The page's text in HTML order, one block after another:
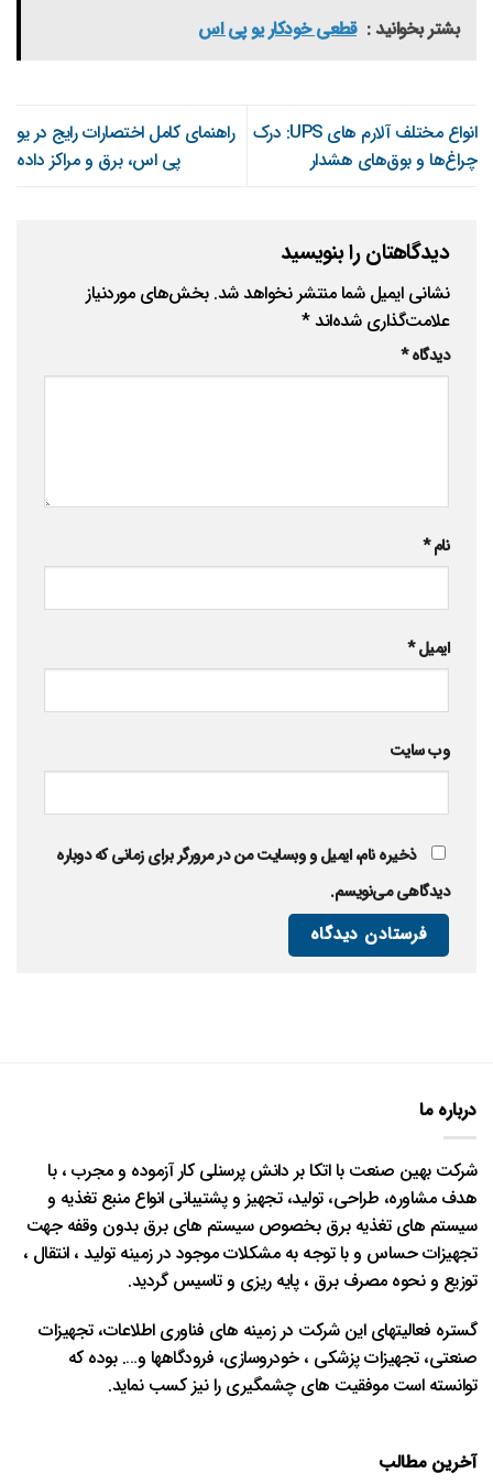
بشتر بخوانید : قطعی خودکار یو پی اس
انواع مختلف آلارم‌ های UPS: درک
چراغ‌ها و بوق‌های هشدار
راهنمای کامل اختصارات رایج در یو
پی اس، برق و مراکز داده
دیدگاهتان را بنویسید
نشانی ایمیل شما منتشر نخواهد شد. بخش‌های موردنیاز
علامت‌گذاری شده‌اند*
دیدگاه*
نام*
ایمیل*
وب‌ سایت
ذخیره نام، ایمیل و وبسایت من در مرورگر برای زمانی که دوباره
دیدگاهی می‌نویسم.
درباره ما
شرکت بهین صنعت با اتکا بر دانش پرسنلی کار آزموده و مجرب ، با
هدف مشاوره، طراحی، تولید، تجهیز و پشتیبانی انواع منبع تغذیه و
سیستم های تغذیه برق بخصوص سیستم های برق بدون وقفه جهت
تجهیزات حساس و با توجه به مشکلات موجود در زمینه تولید ، انتقال ،
توزیع و نحوه مصرف برق ، پایه ریزی و تاسیس گردید.
گستره فعالیتهای این شرکت در زمینه های فناوری اطلاعات، تجهیزات
صنعتی، تجهیزات پزشکی ، خودروسازی، فرودگاهها و…. بوده که
توانسته است موفقیت های چشمگیری را نیز کسب نماید.
آخرین مطالب